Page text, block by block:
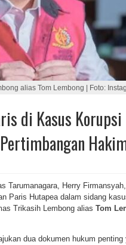
alias Tom Lembong | Foto:
di Kasus
Tarumanagara, Herry
Paris Hutapea dalam sidang
Trikasih Lembong alias Tom
dua dokumen hukum